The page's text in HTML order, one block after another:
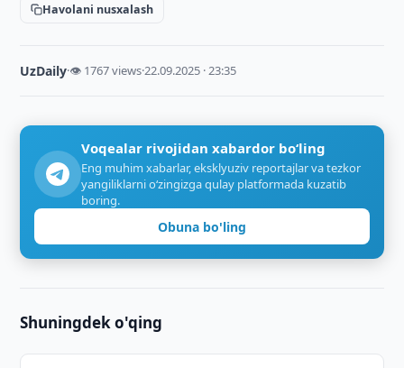
Havolani nusxalash
UzDaily·👁 1767 views·22.09.2025 · 23:35
Voqealar rivojidan xabardor bo‘ling
Eng muhim xabarlar, eksklyuziv reportajlar va tezkor
yangiliklarni o‘zingizga qulay platformada kuzatib
boring.
Obuna bo'ling
Shuningdek o'qing